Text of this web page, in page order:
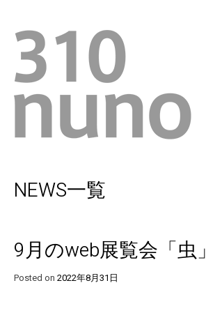
NEWS一覧
9月のweb展覧会「虫」
Posted on 2022年8月31日